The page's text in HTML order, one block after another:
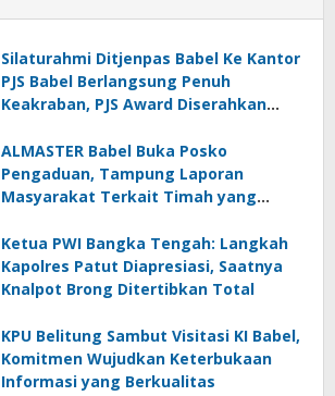
Silaturahmi Ditjenpas Babel Ke Kantor
PJS Babel Berlangsung Penuh
Keakraban, PJS Award Diserahkan
ALMASTER Babel Buka Posko
Pengaduan, Tampung Laporan
Masyarakat Terkait Timah yang
Ketua PWI Bangka Tengah: Langkah
Kapolres Patut Diapresiasi, Saatnya
Knalpot Brong Ditertibkan Total
KPU Belitung Sambut Visitasi KI Babel,
Komitmen Wujudkan Keterbukaan
Informasi yang Berkualitas